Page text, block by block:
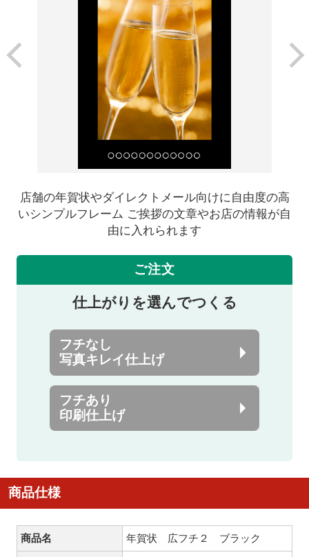
店舗の年賀状やダイレクトメール向けに自由度の高
いシンプルフレーム ご挨拶の文章やお店の情報が自
由に入れられます
ご注文
仕上がりを選んでつくる
フチなし
写真キレイ仕上げ
フチあり
印刷仕上げ
商品仕様
商品名 年賀状 広フチ２ ブラック